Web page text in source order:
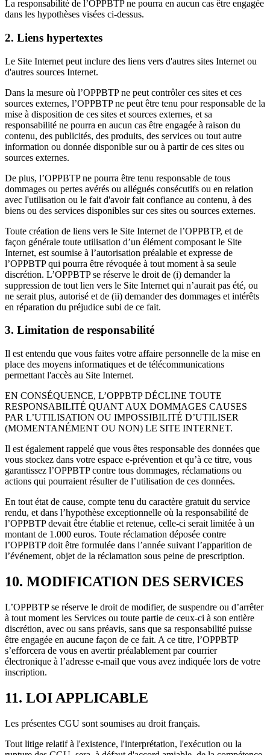
La responsabilité de l’OPPBTP ne pourra en aucun cas être engagée
dans les hypothèses visées ci-dessus.
2. Liens hypertextes
Le Site Internet peut inclure des liens vers d'autres sites Internet ou
d'autres sources Internet.
Dans la mesure où l’OPPBTP ne peut contrôler ces sites et ces
sources externes, l’OPPBTP ne peut être tenu pour responsable de la
mise à disposition de ces sites et sources externes, et sa
responsabilité ne pourra en aucun cas être engagée à raison du
contenu, des publicités, des produits, des services ou tout autre
information ou donnée disponible sur ou à partir de ces sites ou
sources externes.
De plus, l’OPPBTP ne pourra être tenu responsable de tous
dommages ou pertes avérés ou allégués consécutifs ou en relation
avec l'utilisation ou le fait d'avoir fait confiance au contenu, à des
biens ou des services disponibles sur ces sites ou sources externes.
Toute création de liens vers le Site Internet de l’OPPBTP, et de
façon générale toute utilisation d’un élément composant le Site
Internet, est soumise à l’autorisation préalable et expresse de
l’OPPBTP qui pourra être révoquée à tout moment à sa seule
discrétion. L’OPPBTP se réserve le droit de (i) demander la
suppression de tout lien vers le Site Internet qui n’aurait pas été, ou
ne serait plus, autorisé et de (ii) demander des dommages et intérêts
en réparation du préjudice subi de ce fait.
3. Limitation de responsabilité
Il est entendu que vous faites votre affaire personnelle de la mise en
place des moyens informatiques et de télécommunications
permettant l'accès au Site Internet.
EN CONSÉQUENCE, L’OPPBTP DÉCLINE TOUTE
RESPONSABILITÉ QUANT AUX DOMMAGES CAUSES
PAR L’UTILISATION OU IMPOSSIBILITÉ D’UTILISER
(MOMENTANÉMENT OU NON) LE SITE INTERNET.
Il est également rappelé que vous êtes responsable des données que
vous stockez dans votre espace e-prévention et qu’à ce titre, vous
garantissez l’OPPBTP contre tous dommages, réclamations ou
actions qui pourraient résulter de l’utilisation de ces données.
En tout état de cause, compte tenu du caractère gratuit du service
rendu, et dans l’hypothèse exceptionnelle où la responsabilité de
l’OPPBTP devait être établie et retenue, celle-ci serait limitée à un
montant de 1.000 euros. Toute réclamation déposée contre
l’OPPBTP doit être formulée dans l’année suivant l’apparition de
l’événement, objet de la réclamation sous peine de prescription.
10. MODIFICATION DES SERVICES
L’OPPBTP se réserve le droit de modifier, de suspendre ou d’arrêter
à tout moment les Services ou toute partie de ceux-ci à son entière
discrétion, avec ou sans préavis, sans que sa responsabilité puisse
être engagée en aucune façon de ce fait. A ce titre, l’OPPBTP
s’efforcera de vous en avertir préalablement par courrier
électronique à l’adresse e-mail que vous avez indiquée lors de votre
inscription.
11. LOI APPLICABLE
Les présentes CGU sont soumises au droit français.
Tout litige relatif à l'existence, l'interprétation, l'exécution ou la